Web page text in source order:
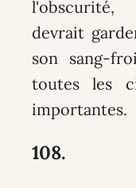
devrait
son sang-
toutes les
importantes.
108.